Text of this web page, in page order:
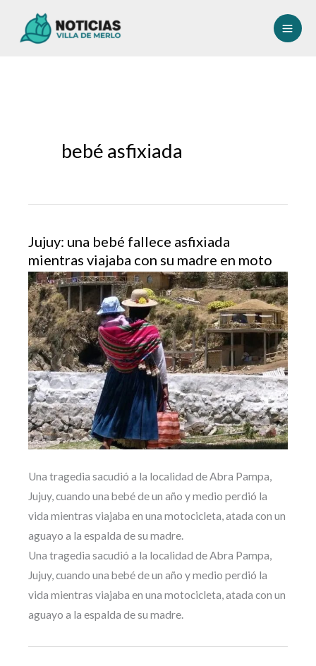
bebé asfixiada
Jujuy: una bebé fallece asfixiada
mientras viajaba con su madre en moto
Una tragedia sacudió a la localidad de Abra Pampa,
Jujuy, cuando una bebé de un año y medio perdió la
vida mientras viajaba en una motocicleta, atada con un
aguayo a la espalda de su madre.
Una tragedia sacudió a la localidad de Abra Pampa,
Jujuy, cuando una bebé de un año y medio perdió la
vida mientras viajaba en una motocicleta, atada con un
aguayo a la espalda de su madre.